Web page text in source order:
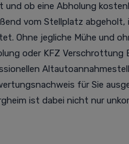
ob eine Abholung
vom Stellplatz abgeholt,
Ohne jegliche Mühe und
oder KFZ Verschrottung
für Sie
ist dabei nicht nur